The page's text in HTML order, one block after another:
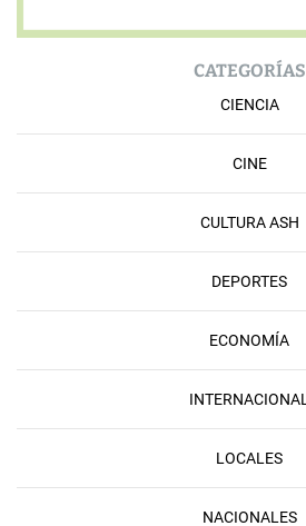
CATEGORÍAS
CIENCIA
CINE
CULTURA ASH
DEPORTES
ECONOMÍA
INTERNACIONAL
LOCALES
NACIONALES